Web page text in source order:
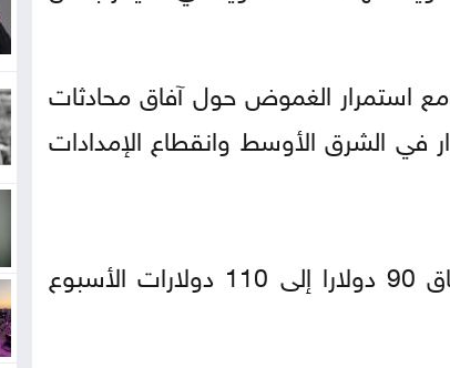
استمرار الغموض حول آفاق محادثات
في الشرق الأوسط وانقطاع الإمدادات
وأضاف «من المرجح أن يظل خام غرب تكساس الوسيط في نطاق ⁠90 دولارا إلى 110 دولارات الأسبوع